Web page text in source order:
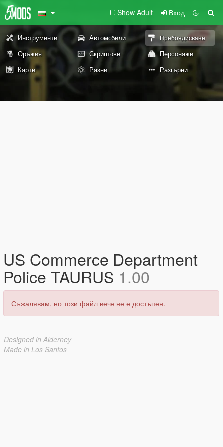
Show Adult Вход
Инструменти Автомобили Пребоядисване
Оръжия Скриптове
Персонажи
Карти
Разни Разгърни
US Commerce Department
Police TAURUS 1.00
Съжалявам, но този файл вече не е достъпен.
Designed in Alderney
Made in Los Santos